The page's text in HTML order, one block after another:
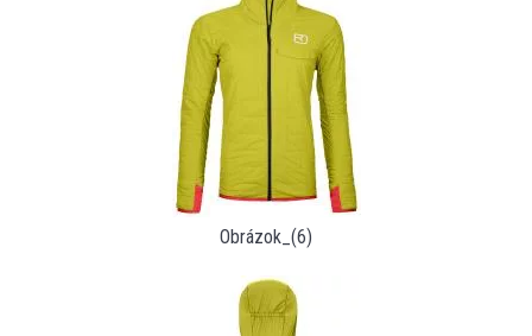
Obrázok_(6)